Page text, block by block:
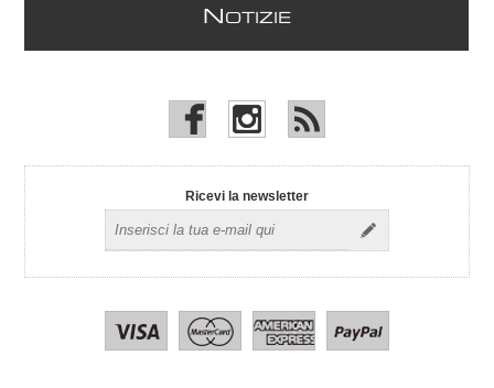
N OTIZIE
Ricevi la newsletter